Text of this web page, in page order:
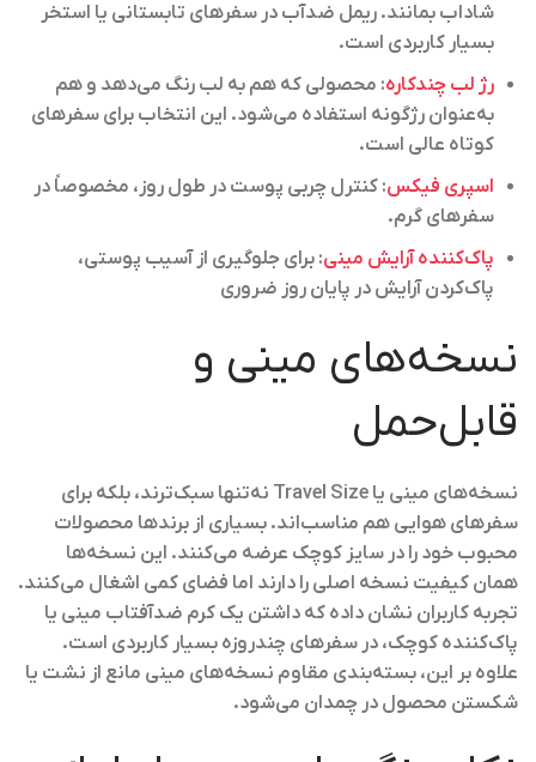
شاداب بمانند. ریمل ضدآب در سفرهای تابستانی یا استخر
بسیار کاربردی است.
رژ لب چندکاره: محصولی که هم به لب رنگ می‌دهد و هم
به‌عنوان رژگونه استفاده می‌شود. این انتخاب برای سفرهای
کوتاه عالی است.
اسپری فیکس: کنترل چربی پوست در طول روز، مخصوصاً در
سفرهای گرم.
پاک‌کننده آرایش مینی: برای جلوگیری از آسیب پوستی،
پاک‌کردن آرایش در پایان روز ضروری
نسخه‌های مینی و
قابل‌حمل
نسخه‌های مینی یا Travel Size نه‌تنها سبک‌ترند، بلکه برای
سفرهای هوایی هم مناسب‌اند. بسیاری از برندها محصولات
محبوب خود را در سایز کوچک عرضه می‌کنند. این نسخه‌ها
همان کیفیت نسخه اصلی را دارند اما فضای کمی اشغال می‌کنند.
تجربه کاربران نشان داده که داشتن یک کرم ضدآفتاب مینی یا
پاک‌کننده کوچک، در سفرهای چندروزه بسیار کاربردی است.
علاوه بر این، بسته‌بندی مقاوم نسخه‌های مینی مانع از نشت یا
شکستن محصول در چمدان می‌شود.